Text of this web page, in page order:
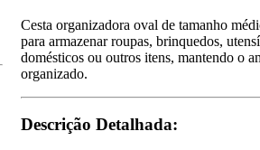
Cesta organizadora oval de tamanho
para armazenar roupas, brinquedos,
domésticos ou outros itens, mantendo o
organizado.
Descrição Detalhada: